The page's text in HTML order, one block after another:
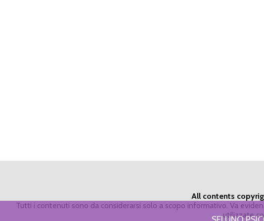
All contents
Tutti i contenuti sono da considerarsi solo a scopo informativo. Va
utilizzate